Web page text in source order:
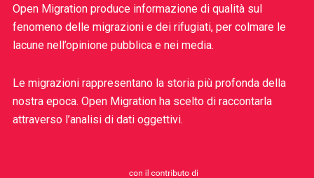
Open Migration produce informazione di qualità sul
fenomeno delle migrazioni e dei rifugiati, per colmare le
lacune nell’opinione pubblica e nei media.
Le migrazioni rappresentano la storia più profonda della
nostra epoca. Open Migration ha scelto di raccontarla
attraverso l’analisi di dati oggettivi.